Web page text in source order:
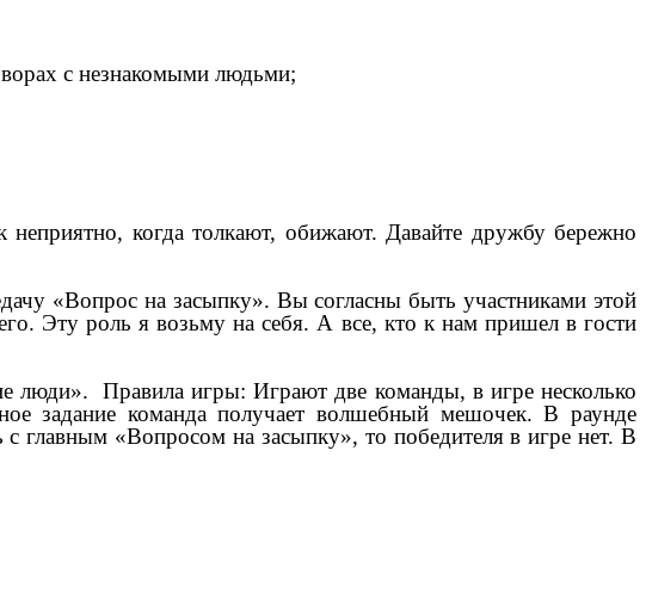
с незнакомыми людьми;
когда толкают, обижают. Давайте дружбу бережно
«Вопрос на засыпку». Вы согласны быть участниками этой
Эту роль я возьму на себя. А все, кто к нам пришел в гости
люди». Правила игры: Играют две команды, в игре несколько
задание команда получает волшебный мешочек. В раунде
главным «Вопросом на засыпку», то победителя в игре нет. В